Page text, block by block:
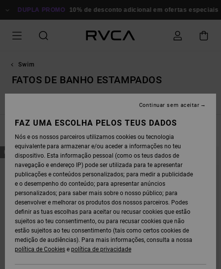
PARA
GRELHA
DUPLA PROMO 10% de desconto adicional em ofertas especiais
Swim
FATOS DE BANHO ESTAMPADOS
Fatos de banho estampados
AVANÇAR
PARA
PROCURAR
CRITÉRIOS
AVANÇAR
PARA
ORDENAR
NOVO PRODUTO NOVO PRODUTO
FAZ UMA ESCOLHA PELOS TEUS DADOS
Nós e os nossos parceiros utilizamos cookies ou tecnologia
equivalente para armazenar e/ou aceder a informações no teu
dispositivo. Esta informação pessoal (como os teus dados de
navegação e endereço IP) pode ser utilizada para te apresentar
publicações e conteúdos personalizados; para medir a publicidade
e o desempenho do conteúdo; para apresentar anúncios
personalizados; para saber mais sobre o nosso público; para
desenvolver e melhorar os produtos dos nossos parceiros. Podes
definir as tuas escolhas para aceitar ou recusar cookies que estão
sujeitos ao teu consentimento, ou para recusar cookies que não
estão sujeitos ao teu consentimento (tais como certos cookies de
medição de audiências). Para mais informações, consulta a nossa
política de Cookies e política de privacidade
Continuar sem aceitar